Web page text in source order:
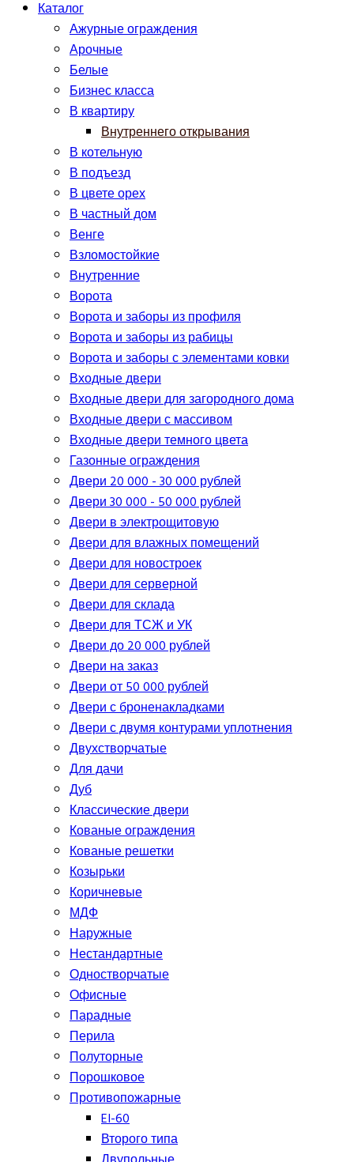
Каталог
Ажурные ограждения
Арочные
Белые
Бизнес класса
В квартиру
Внутреннего открывания
В котельную
В подъезд
В цвете орех
В частный дом
Венге
Взломостойкие
Внутренние
Ворота
Ворота и заборы из профиля
Ворота и заборы из рабицы
Ворота и заборы с элементами ковки
Входные двери
Входные двери для загородного дома
Входные двери с массивом
Входные двери темного цвета
Газонные ограждения
Двери 20 000 - 30 000 рублей
Двери 30 000 - 50 000 рублей
Двери в электрощитовую
Двери для влажных помещений
Двери для новостроек
Двери для серверной
Двери для склада
Двери для ТСЖ и УК
Двери до 20 000 рублей
Двери на заказ
Двери от 50 000 рублей
Двери с броненакладками
Двери с двумя контурами уплотнения
Двухстворчатые
Для дачи
Дуб
Классические двери
Кованые ограждения
Кованые решетки
Козырьки
Коричневые
МДФ
Наружные
Нестандартные
Одностворчатые
Офисные
Парадные
Перила
Полуторные
Порошковое
Противопожарные
EI-60
Второго типа